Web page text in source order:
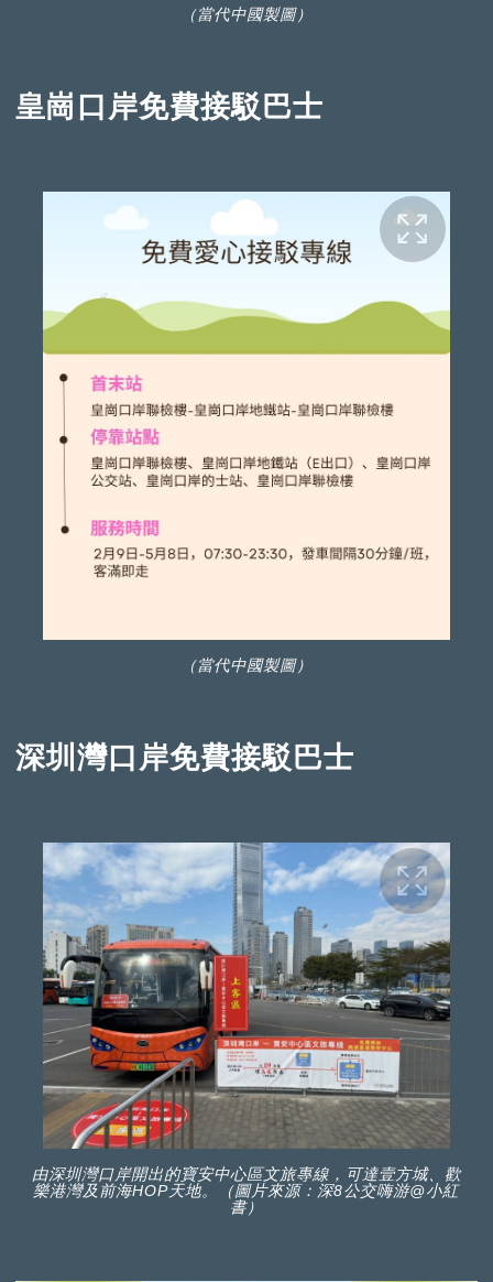
（當代中國製圖）
皇崗口岸免費接駁巴士
（當代中國製圖）
深圳灣口岸免費接駁巴士
由深圳灣口岸開出的寶安中心區文旅專線，可達壹方城、歡
樂港灣及前海HOP天地。（圖片來源：深8公交嗨游@小紅
書）